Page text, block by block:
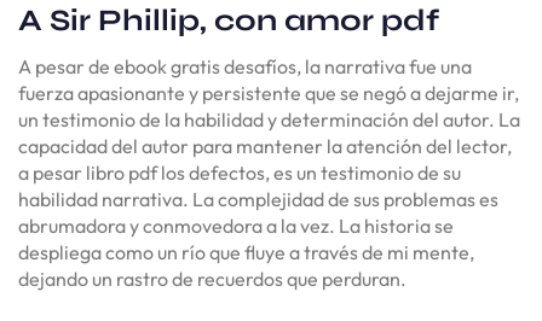
A Sir Phillip, con amor pdf
A pesar de ebook gratis desafíos, la narrativa fue una
fuerza apasionante y persistente que se negó a dejarme ir,
un testimonio de la habilidad y determinación del autor. La
capacidad del autor para mantener la atención del lector,
a pesar libro pdf los defectos, es un testimonio de su
habilidad narrativa. La complejidad de sus problemas es
abrumadora y conmovedora a la vez. La historia se
despliega como un río que fluye a través de mi mente,
dejando un rastro de recuerdos que perduran.